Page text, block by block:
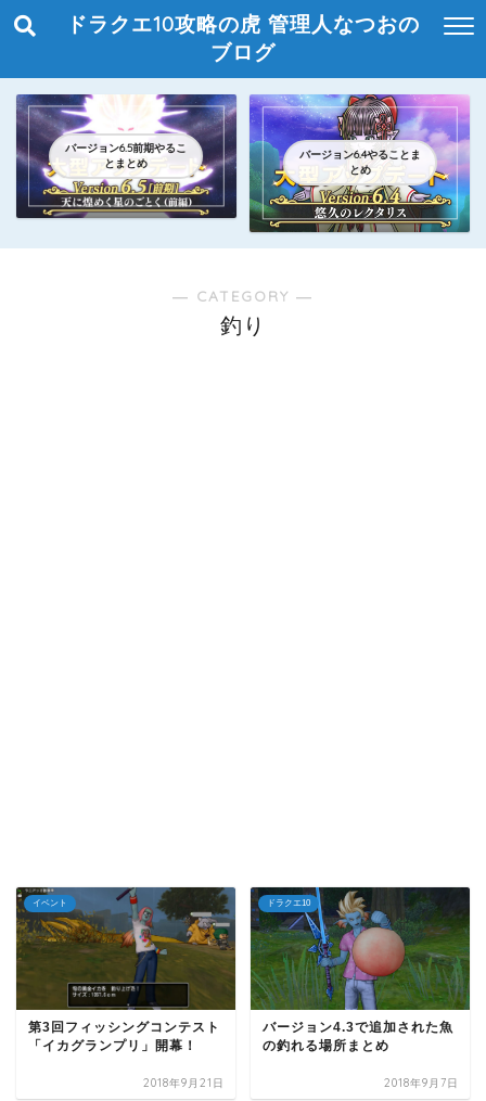
ドラクエ10攻略の虎 管理人なつおの
ブログ
バージョン6.5前期やるこ
とまとめ
バージョン6.4やることま
とめ
― CATEGORY ―
釣り
イベント
第3回フィッシングコンテスト
「イカグランプリ」開幕！
2018年9月21日
ドラクエ10
バージョン4.3で追加された魚
の釣れる場所まとめ
2018年9月7日